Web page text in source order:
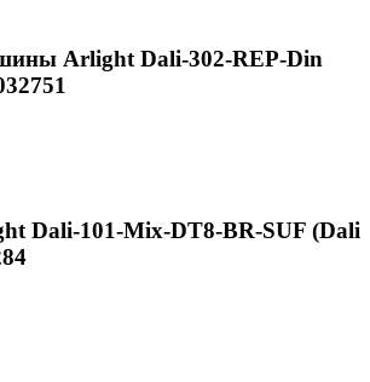
Arlight Dali-302-REP-Din
Dali-101-Mix-DT8-BR-SUF (Dali